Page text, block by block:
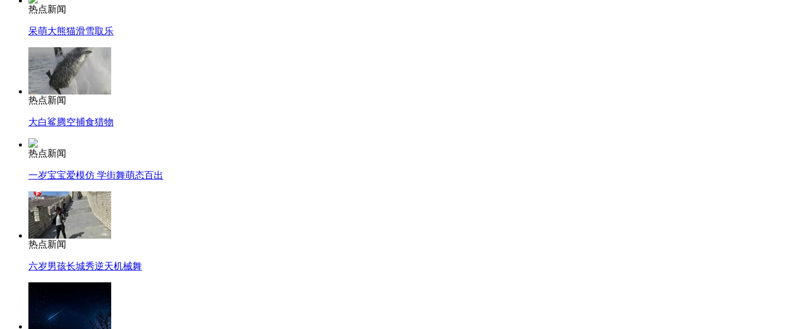
热点新闻
呆萌大熊猫滑雪取乐
热点新闻
大白鲨腾空捕食猎物
热点新闻
一岁宝宝爱模仿 学街舞萌态百出
热点新闻
六岁男孩长城秀逆天机械舞